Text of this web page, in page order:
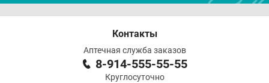
Контакты
Аптечная служба заказов
8-914-555-55-55
Круглосуточно